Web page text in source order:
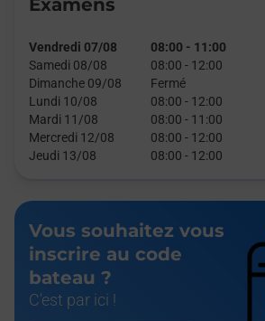
Examens
Vendredi 07/08 08:00 - 11:00
Samedi 08/08
08:00 - 12:00
Dimanche 09/08
Fermé
Lundi 10/08
08:00 - 12:00
Mardi 11/08
08:00 - 11:00
Mercredi 12/08
08:00 - 12:00
Jeudi 13/08
08:00 - 12:00
Vous souhaitez vous
inscrire au code
bateau ?
C'est par ici !